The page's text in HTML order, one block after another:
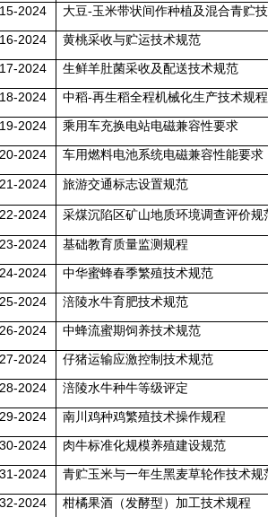
2024 大豆-玉米带状间作种植及混合青贮技
2024 黄桃采收与贮运技术规范
2024 生鲜羊肚菌采收及配送技术规范
2024 中稻-再生稻全程机械化生产技术规程
2024 乘用车充换电站电磁兼容性要求
2024 车用燃料电池系统电磁兼容性能要求
2024 旅游交通标志设置规范
2024 采煤沉陷区矿山地质环境调查评价规范
2024 基础教育质量监测规程
2024 中华蜜蜂春季繁殖技术规范
2024 涪陵水牛育肥技术规范
2024 中蜂流蜜期饲养技术规范
2024 仔猪运输应激控制技术规范
2024 涪陵水牛种牛等级评定
2024 南川鸡种鸡繁殖技术操作规程
2024 肉牛标准化规模养殖建设规范
2024 青贮玉米与一年生黑麦草轮作技术规范
2024 柑橘果酒（发酵型）加工技术规程